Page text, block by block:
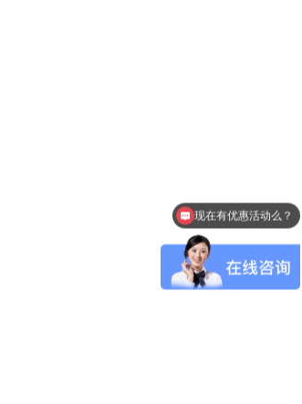
可以介绍下你们的产品么？